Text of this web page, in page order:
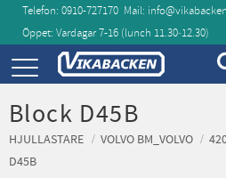
Meny
Telefon: 0910-727170 Mail:
Öppet: Vardagar 7-16 (lunch 11.30‑12.30)
Block D45B
HJULLASTARE VOLVO BM_VOLVO
D45B